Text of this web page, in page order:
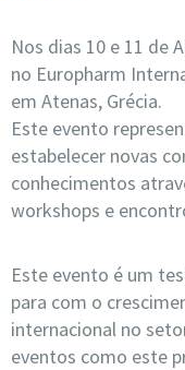
Nos dias 10 e 11 de
no Europharm
em Atenas, Grécia.
Este evento
estabelecer novas
conhecimentos
workshops e
Este evento é um
para com o
internacional no
eventos como este